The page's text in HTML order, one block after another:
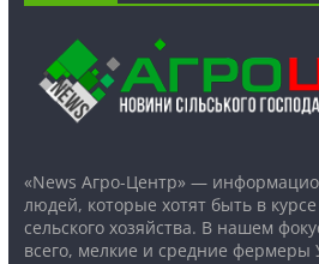
«News Агро-Центр» —
людей, которые хотят быть в
сельского хозяйства. В нашем
всего, мелкие и средние фермеры